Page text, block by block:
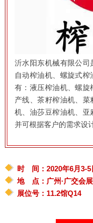
沂水阳东机械有限公司
自动榨油机、螺旋式
有：液压榨油机、螺旋
产线、茶籽榨油机、
机、油莎豆榨油机、亚
并可根据客户的需求设
时 间：2020年6月3-5
地 点：广州·广交会
展位号：11.2馆Q14